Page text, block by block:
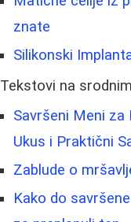
znate
Silikonski
Tekstovi na
Savršeni Meni za
Ukus i Praktični
Zablude o
Kako do